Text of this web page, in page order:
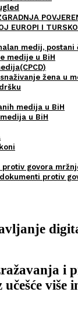
EUROPI I
medij, postani
medije u BiH
žena u
medija u BiH
u BiH
protiv govora
protiv
i
više